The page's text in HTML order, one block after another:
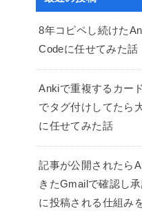
8年コピペし続けた
Codeに任せてみた話
Ankiで重複するカー
でタグ付けしてたら
に任せてみた話
記事が公開されたら
きたGmailで確認し
に投稿される仕組み